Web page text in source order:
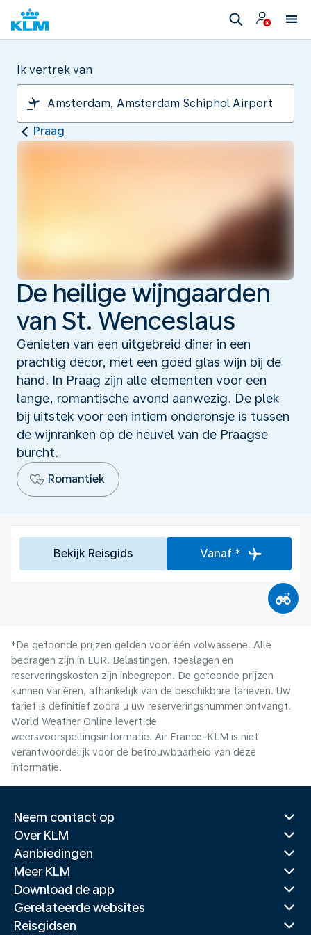
Ik vertrek van
Praag
De heilige wijngaarden
van St. Wenceslaus
Genieten van een uitgebreid diner in een
prachtig decor, met een goed glas wijn bij de
hand. In Praag zijn alle elementen voor een
lange, romantische avond aanwezig. De plek
bij uitstek voor een intiem onderonsje is tussen
de wijnranken op de heuvel van de Praagse
burcht.
Romantiek
Bekijk Reisgids Vanaf *
*De getoonde prijzen gelden voor één volwassene. Alle
bedragen zijn in EUR. Belastingen, toeslagen en
reserveringskosten zijn inbegrepen. De getoonde prijzen
kunnen variëren, afhankelijk van de beschikbare tarieven. Uw
tarief is definitief zodra u uw reserveringsnummer ontvangt.
World Weather Online levert de
weersvoorspellingsinformatie. Air France-KLM is niet
verantwoordelijk voor de betrouwbaarheid van deze
informatie.
Neem contact op
Over KLM
Aanbiedingen
Meer KLM
Download de app
Gerelateerde websites
Reisgidsen